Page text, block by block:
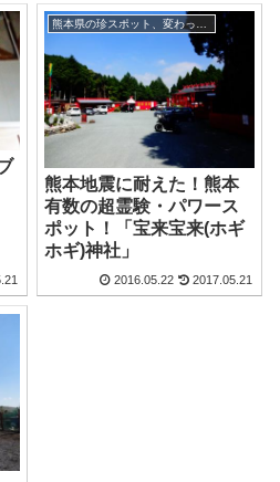
熊本地震に耐えた！熊本
有数の超霊験・パワース
ポット！「宝来宝来(ホギ
ホギ)神社」
2016.05.22 2017.05.21